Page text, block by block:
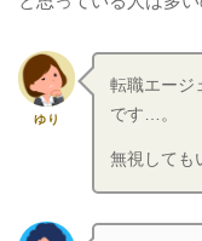
ゆり
転職エージ
です…。
無視しても